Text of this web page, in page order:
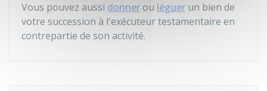
Vous pouvez aussi donnerou léguer un bien de
votre succession à l'exécuteur testamentaire en
contrepartie de son activité.